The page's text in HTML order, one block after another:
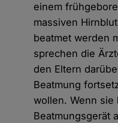
einem
massiven
beatmet werden
sprechen die
den Eltern
Beatmung
wollen. Wenn sie
Beatmungsgerät